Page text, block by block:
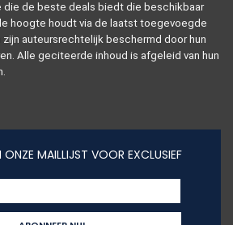
de beste deals biedt die beschikbaar
hoogte houdt via de laatst toegevoegde
auteursrechtelijk beschermd door hun
Alle geciteerde inhoud is afgeleid van hun
MAILLIJST VOOR EXCLUSIEF